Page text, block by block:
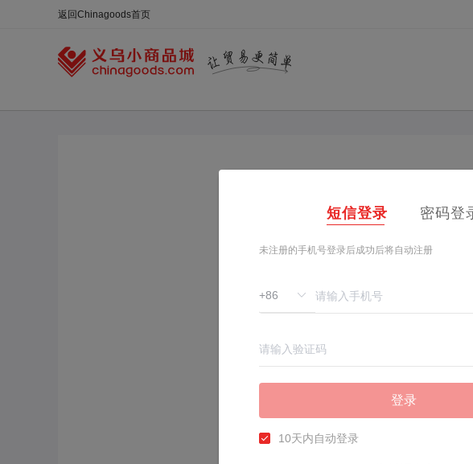
虚假交易、假冒商品、出售禁用品、无证销售、盗用他
链接错误，请重新输入商品链接
投诉描述:
短信登录 密码登
未注册的手机号登录后成功后将自动注册
登录
10天内自动登录